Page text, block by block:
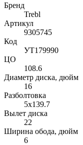
Бренд
Trebl
Артикул
9305745
Код
УТ179990
ЦО
108.6
Диаметр диска, дюйм
16
Разболтовка
5x139.7
Вылет диска
22
Ширина обода, дюйм
6